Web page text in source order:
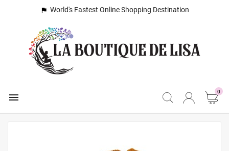
 World's Fastest Online Shopping Destination
 0